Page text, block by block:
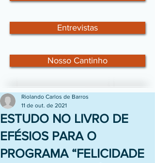
Entrevistas
Nosso Cantinho
ESTUDO NO LIVRO DE
EFÉSIOS PARA O
PROGRAMA “FELICIDADE
Riolando Carlos de Barros
11 de out. de 2021